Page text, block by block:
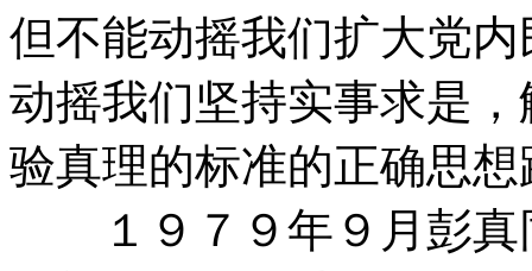
但不能动摇我们扩大党
动摇我们坚持实事求是
验真理的标准的正确思
１９７９年９月彭真